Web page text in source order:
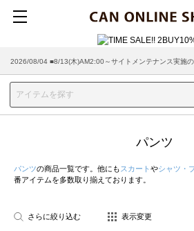
2026/08/04 ■8/13(木)AM2:00～サイトメンテナンス実施
2026/07/29 ■【お知らせ】ヤマト運輸の配送遅延・停止に
パンツ
パンツの商品一覧です。他にも スカート やシャツ・
番アイテムを多数取り揃えております。
さらに絞り込む 表示変更